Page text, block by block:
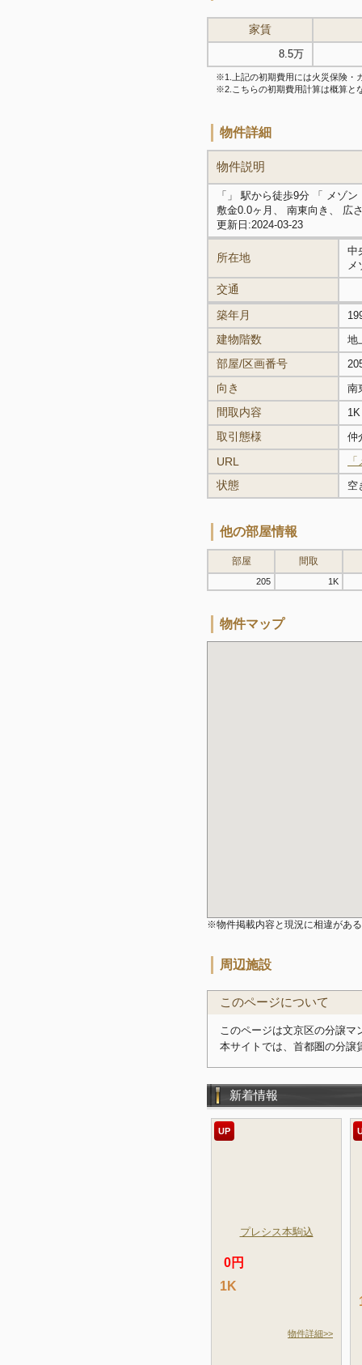
家賃
8.5万
※1.上記の初期費用には火災保険・
※2.こちらの初期費用計算は概算と
物件詳細
物件説明
「」 駅から徒歩9分 「 メゾ
敷金0.0ヶ月、 南東向き、 広
更新日:2024-03-23
所在地
中
メ
交通
築年月
建物階数 地
部屋/区画番号
向き 南
間取内容 1K
取引態様 仲
URL
状態 空
他の部屋情報
部屋 間取
205 1K
物件マップ
※物件掲載内容と現況に相違があ
周辺施設
このページについて
このページは文京区の分譲
本サイトでは、首都圏の分譲
新着情報
UP
プレシス本駒込
0円
1K
物件詳細>>